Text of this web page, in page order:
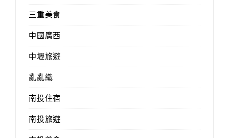
三重美食
中國廣西
中壢旅遊
亂亂織
南投住宿
南投旅遊